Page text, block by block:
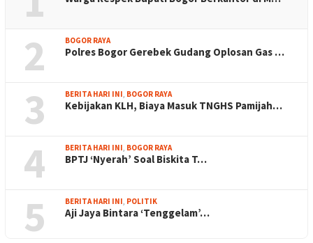
2 BOGOR RAYA
Polres Bogor Gerebek Gudang Oplosan Gas …
3 BERITA HARI INI BOGOR RAYA
Kebijakan KLH, Biaya Masuk TNGHS Pamijah…
4 BERITA HARI INI BOGOR RAYA
BPTJ ‘Nyerah’ Soal Biskita T…
5 BERITA HARI INI POLITIK
Aji Jaya Bintara ‘Tenggelam’…